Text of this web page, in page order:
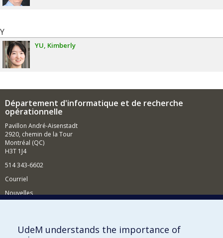
Y
YU Kimberly
Département d'informatique et de recherche
opérationnelle
Pavillon André-Aisenstadt
2920, chemin de la Tour
Montréal (QC)
H3T 1J4
514 343-6602
Courriel
Nouvelles
Comment soutenir le Département?
UdeM understands the importance of